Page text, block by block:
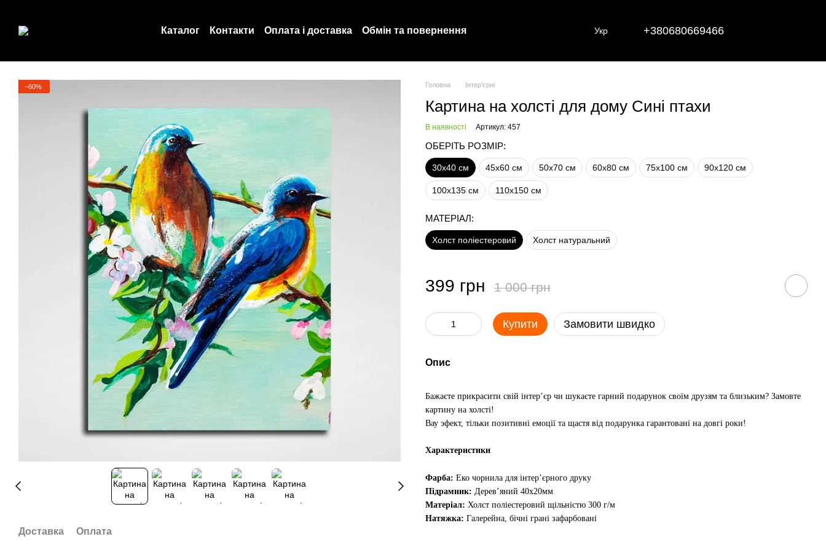
Каталог Контакти Оплата і доставка
Обмін та повернення
Укр +380680669466
−60%
Доставка Оплата
Головна Інтер'єрні
Картина на холсті для дому Сині птахи
В наявності Артикул: 457
ОБЕРІТЬ РОЗМІР:
30х40 см 45х60 см 50х70 см 60х80 см 75х100 см 90х120 см
100х135 см 110х150 см
МАТЕРІАЛ:
Холст поліестеровий Холст натуральний
399 грн 1 000 грн
Купити Замовити швидко
Опис
Бажаєте прикрасити свій інтер’єр чи шукаєте гарний подарунок своїм друзям та близьким? Замовте
картину на холсті!
Вау эфект, тільки позитивні емоції та щастя від подарунка гарантовані на довгі роки!
Характеристики
Фарба: Еко чорнила для інтер’єрного друку
Підрамник: Дерев’яний 40х20мм
Матеріал: Холст поліестеровий щільністю 300 г/м
Натяжка: Галерейна, бічні грані зафарбовані